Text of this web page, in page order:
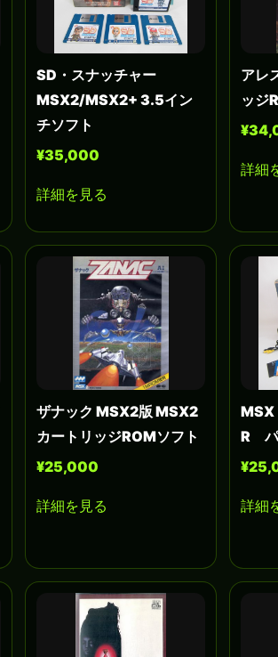
SD・スナッチャー
MSX2/MSX2+ 3.5イン
チソフト
¥35,000
詳細を見る
アレ
ッジ
詳細
ザナック MSX2版 MSX2
カートリッジROMソフト
¥25,000
詳細を見る
R パ
詳細